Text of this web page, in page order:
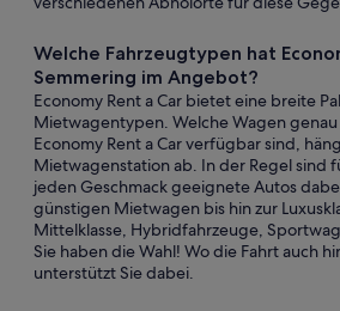
Welche Fahrzeugtypen hat
Semmering im Angebot?
Economy Rent a Car bietet eine breite
Mietwagentypen. Welche Wagen
Economy Rent a Car verfügbar sind,
Mietwagenstation ab. In der Regel sind
jeden Geschmack geeignete Autos
günstigen Mietwagen bis hin zur
Mittelklasse, Hybridfahrzeuge,
Sie haben die Wahl! Wo die Fahrt auch
unterstützt Sie dabei.